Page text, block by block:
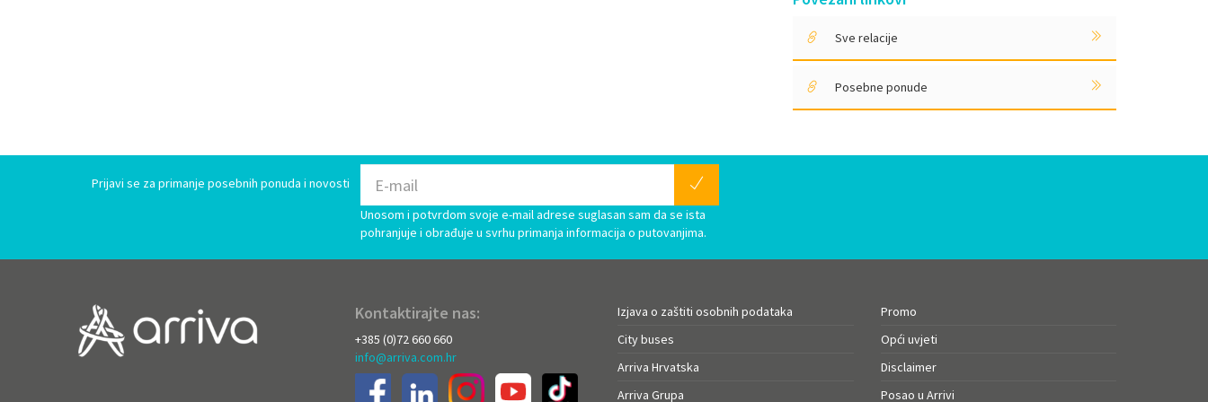
Sve relacije
Posebne ponude
Prijavi se za primanje posebnih ponuda i novosti
Unosom i potvrdom svoje e-mail adrese suglasan sam da se ista
pohranjuje i obrađuje u svrhu primanja informacija o putovanjima.
Kontaktirajte nas:
+385 (0)72 660 660
info@arriva.com.hr
Izjava o zaštiti osobnih podataka
City buses
Arriva Hrvatska
Arriva Grupa
Promo
Opći uvjeti
Disclaimer
Posao u Arrivi